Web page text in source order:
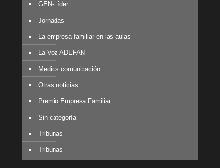
GEN-Líder
Jornadas
La empresa familiar en las aulas
La Voz ADEFAN
Medios comunicación
Otras noticias
Premio Empresa Familiar
Sin categoría
Tribunas
Tribunas